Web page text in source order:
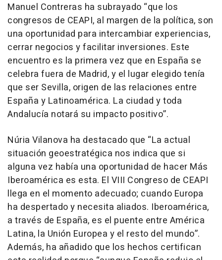
Manuel Contreras ha subrayado “que los
congresos de CEAPI, al margen de la política, son
una oportunidad para intercambiar experiencias,
cerrar negocios y facilitar inversiones. Este
encuentro es la primera vez que en España se
celebra fuera de Madrid, y el lugar elegido tenía
que ser Sevilla, origen de las relaciones entre
España y Latinoamérica. La ciudad y toda
Andalucía notará su impacto positivo”.
Núria Vilanova ha destacado que “La actual
situación geoestratégica nos indica que si
alguna vez había una oportunidad de hacer Más
Iberoamérica es esta. El VIII Congreso de CEAPI
llega en el momento adecuado; cuando Europa
ha despertado y necesita aliados. Iberoamérica,
a través de España, es el puente entre América
Latina, la Unión Europea y el resto del mundo”.
Además, ha añadido que los hechos certifican